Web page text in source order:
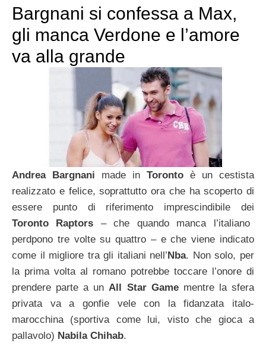
Bargnani si confessa a Max,
gli manca Verdone e l’amore
va alla grande
Andrea Bargnani made in Toronto è un cestista
realizzato e felice, soprattutto ora che ha scoperto di
essere punto di riferimento imprescindibile dei
Toronto Raptors – che quando manca l’italiano
perdpono tre volte su quattro – e che viene indicato
come il migliore tra gli italiani nell’Nba. Non solo, per
la prima volta al romano potrebbe toccare l’onore di
prendere parte a unAll Star Gamementre la sfera
privata va a gonfie vele con la fidanzata italo-
marocchina (sportiva come lui, visto che gioca a
pallavolo) Nabila Chihab.